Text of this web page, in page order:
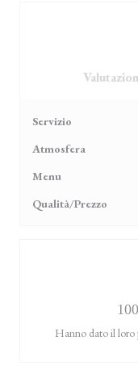
Servizio
Atmosfera
Menu
Qualità/Prezzo
Hanno dato il loro